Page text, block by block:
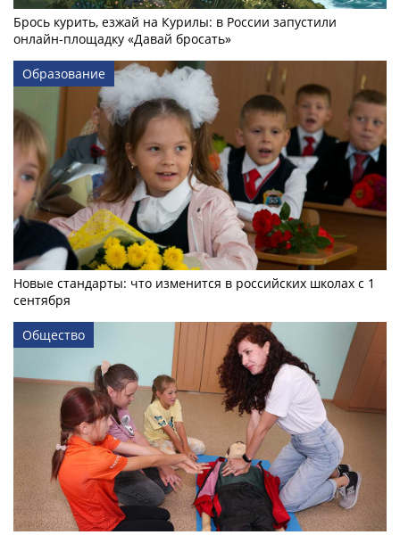
Брось курить, езжай на Курилы: в России запустили
онлайн-­площадку «Давай бросать»
Образование
Новые стандарты: что изменится в российских школах с 1
сентября
Общество